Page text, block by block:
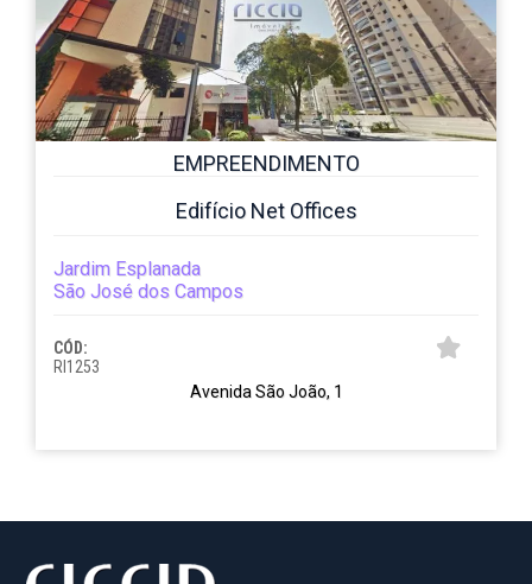
EMPREENDIMENTO
Edifício Net Offices
Jardim Esplanada
São José dos Campos
CÓD:
RI1253
Avenida São João, 1